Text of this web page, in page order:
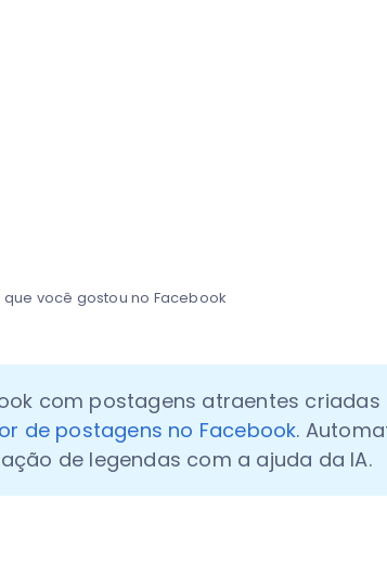
você gostou no Facebook
com postagens atraentes criadas
de postagens no Facebook.
de legendas com a ajuda da IA.